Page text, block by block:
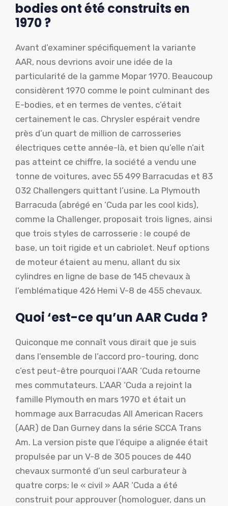
bodies ont été construits en
1970 ?
Avant d’examiner spécifiquement la variante
AAR, nous devrions avoir une idée de la
particularité de la gamme Mopar 1970. Beaucoup
considèrent 1970 comme le point culminant des
E-bodies, et en termes de ventes, c’était
certainement le cas. Chrysler espérait vendre
près d’un quart de million de carrosseries
électriques cette année-là, et bien qu’elle n’ait
pas atteint ce chiffre, la société a vendu une
tonne de voitures, avec 55 499 Barracudas et 83
032 Challengers quittant l’usine. La Plymouth
Barracuda (abrégé en ‘Cuda par les cool kids),
comme la Challenger, proposait trois lignes, ainsi
que trois styles de carrosserie : le coupé de
base, un toit rigide et un cabriolet. Neuf options
de moteur étaient au menu, allant du six
cylindres en ligne de base de 145 chevaux à
l’emblématique 426 Hemi V-8 de 455 chevaux.
Quoi ‘est-ce qu’un AAR Cuda ?
Quiconque me connaît vous dirait que je suis
dans l’ensemble de l’accord pro-touring, donc
c’est peut-être pourquoi l’AAR ‘Cuda retourne
mes commutateurs. L’AAR ‘Cuda a rejoint la
famille Plymouth en mars 1970 et était un
hommage aux Barracudas All American Racers
(AAR) de Dan Gurney dans la série SCCA Trans
Am. La version piste que l’équipe a alignée était
propulsée par un V-8 de 305 pouces de 440
chevaux surmonté d’un seul carburateur à
quatre corps; le « civil » AAR ‘Cuda a été
construit pour approuver (homologuer, dans un